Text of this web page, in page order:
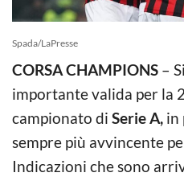
Spada/LaPresse
CORSA CHAMPIONS –
importante valida per la
campionato di Serie A, in
sempre più avvincente
Indicazioni che sono